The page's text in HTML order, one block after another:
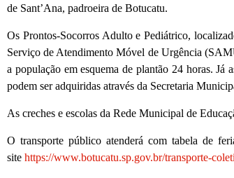
de Sant’Ana, padroeira de Botucatu.
Os Prontos-Socorros Adulto e Pediátrico,
Serviço de Atendimento Móvel de Urgência
a população em esquema de plantão 24 horas.
podem ser adquiridas através da Secretaria
As creches e escolas da Rede Municipal de
O transporte público atenderá com tabela de
site https://www.botucatu.sp.gov.br/transporte-